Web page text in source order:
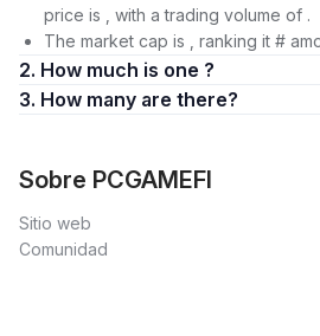
price is , with a trading volume of .
The market cap is , ranking it #
2. How much is one ?
3. How many are there?
Sobre PCGAMEFI
Sitio web
Comunidad